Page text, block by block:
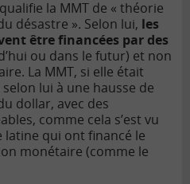
la MMT de « théorie
désastre ». Selon lui, les
être financées par des
ou dans le futur) et non
La MMT, si elle était
lui à une hausse de
dollar, avec des
comme cela s’est vu
latine qui ont financé le
monétaire (comme le